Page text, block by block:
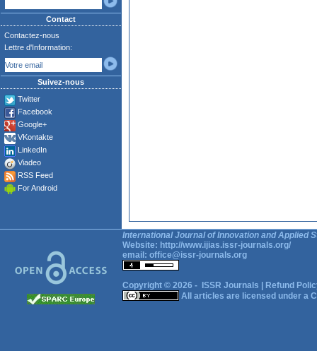
Contact
Contactez-nous
Lettre d'Information:
Suivez-nous
Twitter
Facebook
Google+
VKontakte
LinkedIn
Viadeo
RSS Feed
For Android
International Journal of Innovation and Applied
Website: http://www.ijias.issr-journals.org/
email: office@issr-journals.org
Copyright © 2026 - ISSR Journals
Refund
All articles are licensed under a